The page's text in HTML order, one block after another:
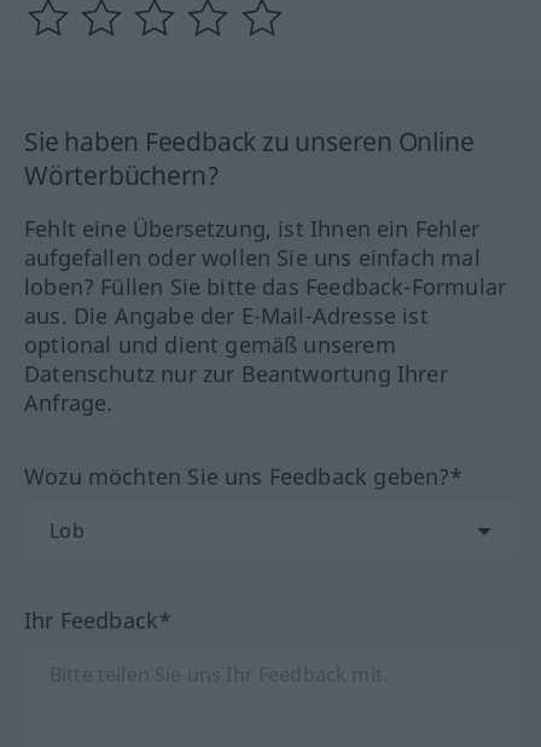
Sie haben Feedback zu unseren Online
Wörterbüchern?
Fehlt eine Übersetzung, ist Ihnen ein Fehler
aufgefallen oder wollen Sie uns einfach mal
loben? Füllen Sie bitte das Feedback-Formular
aus. Die Angabe der E-Mail-Adresse ist
optional und dient gemäß unserem
Datenschutz nur zur Beantwortung Ihrer
Anfrage.
Wozu möchten Sie uns Feedback geben?*
Ihr Feedback*